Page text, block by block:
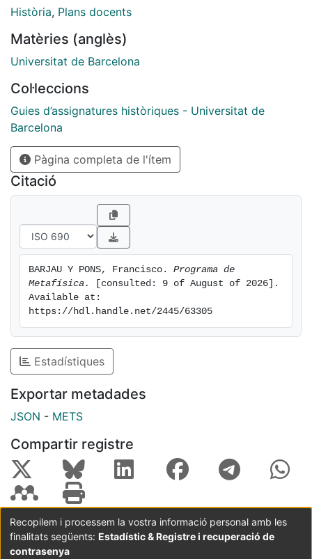
Història, Plans docents
Matèries (anglès)
Universitat de Barcelona
Col·leccions
Guies d’assignatures històriques - Universitat de
Barcelona
Pàgina completa de l'ítem
Citació
BARJAU Y PONS, Francisco. Programa de
Metafísica.
[consulted: 9 of August of 2026].
Available at:
https://hdl.handle.net/2445/63305
Estadístiques
Exportar metadades
JSON - METS
Compartir registre
Coordinació:CRAI UB Avís legal
Metadades
subjectes a:
Recopilem i processem la vostra informació personal amb les
finalitats següents: Estadístic & Registre i recuperació de
contrasenya